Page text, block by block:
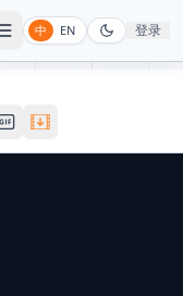
中 EN 登录